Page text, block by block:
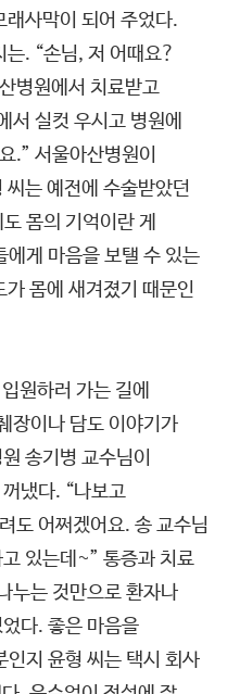
래사막이 되어 주었다.
는. “손님, 저 어때요?
병원에서 치료받고
서 실컷 우시고 병원에
.” 서울아산병원이
는 예전에 수술받았던
몸의 기억이란 게
에게 마음을 보탤 수 있는
몸에 새겨졌기 때문인
원하러 가는 길에
장이나 담도 이야기가
송기병 교수님이
냈다. “나보고
도 어쩌겠어요. 송 교수님
있는데~” 통증과 치료
누는 것만으로 환자나
다. 좋은 마음을
인지 윤형 씨는 택시 회사